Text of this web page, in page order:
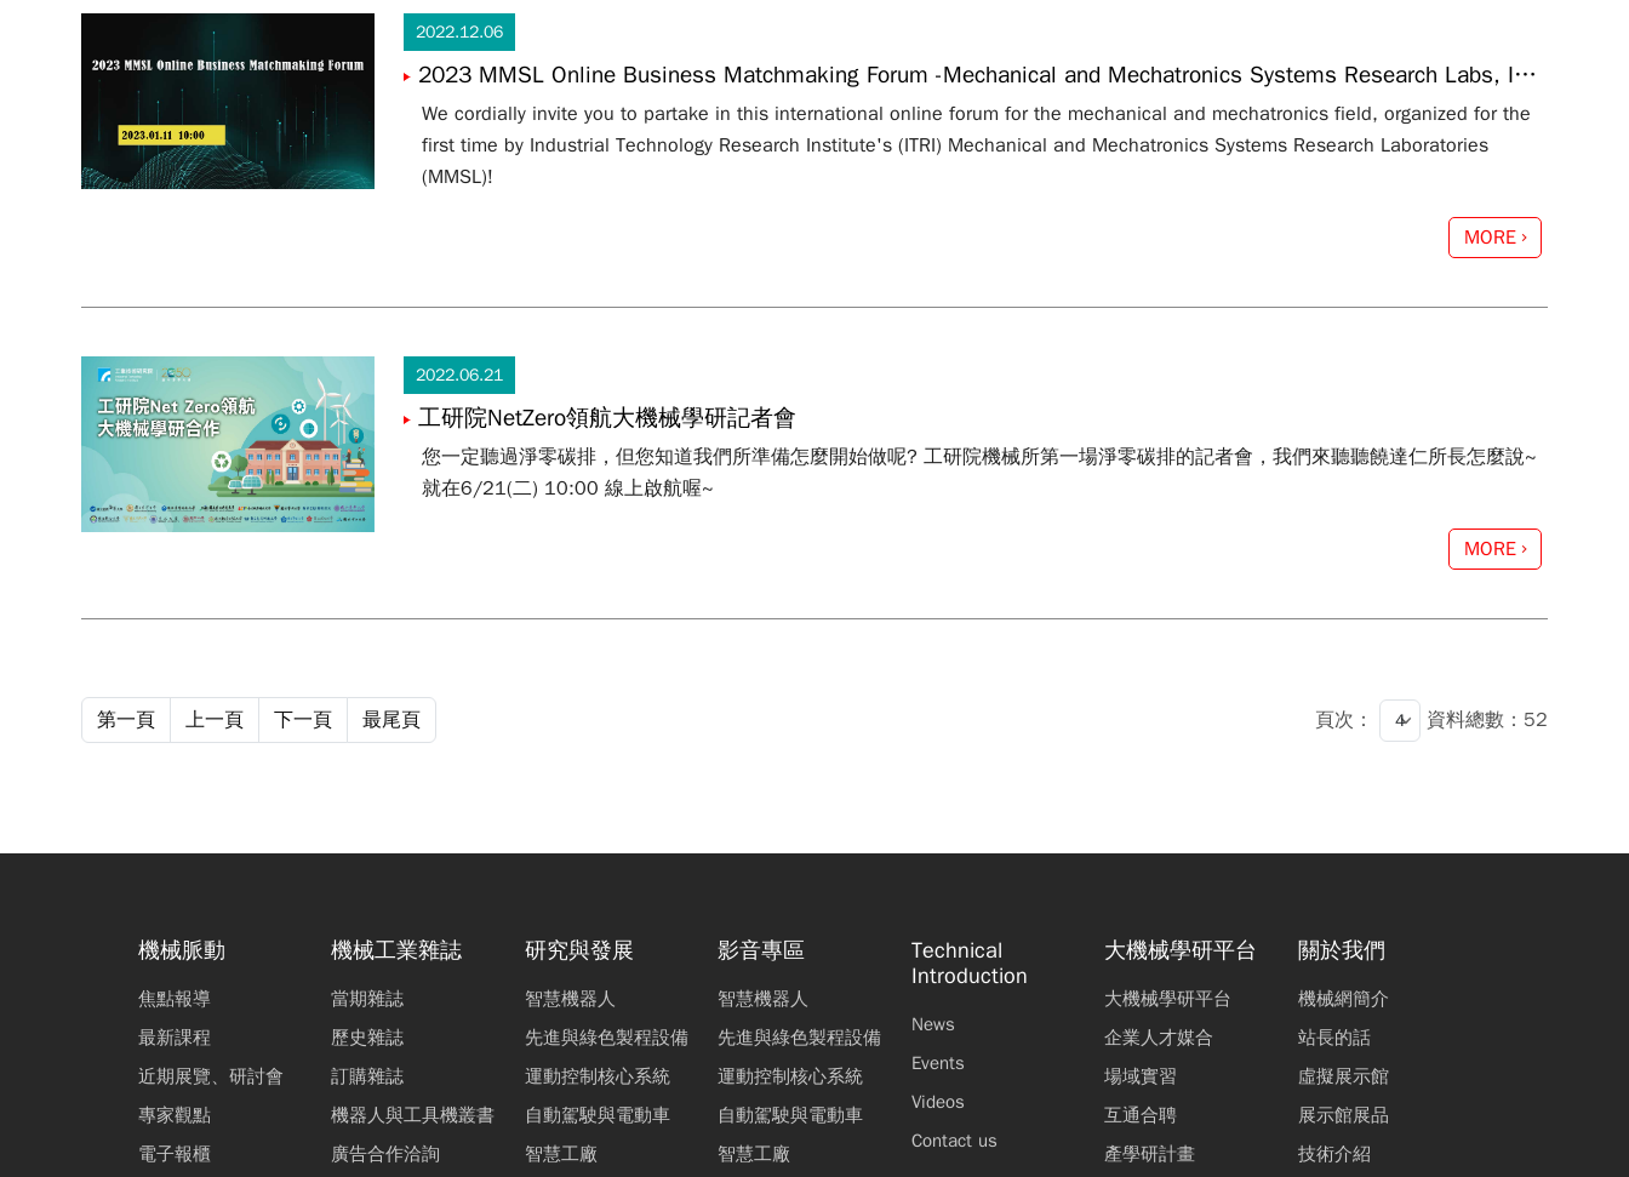
2022.12.06
2023 MMSL Online Business Matchmaking Forum -Mechanical and Mechatronics Systems Research Labs, ITRI
(Europe)
We cordially invite you to partake in this international online forum for the mechanical and mechatronics field, organized for the
first time by Industrial Technology Research Institute's (ITRI) Mechanical and Mechatronics Systems Research Laboratories
(MMSL)!
MORE
2022.06.21
工研院NetZero領航大機械學研記者會
您一定聽過淨零碳排，但您知道我們所準備怎麼開始做呢? 工研院機械所第一場淨零碳排的記者會，我們來聽聽饒達仁所長怎麼說~
就在6/21(二) 10:00 線上啟航喔~
MORE
第一頁 上一頁 下一頁 最尾頁 頁次： 資料總數：52
機械脈動
焦點報導
最新課程
近期展覽、研討會
專家觀點
電子報櫃
機械工業雜誌
當期雜誌
歷史雜誌
訂購雜誌
機器人與工具機叢書
廣告合作洽詢
研究與發展
智慧機器人
先進與綠色製程設備
運動控制核心系統
自動駕駛與電動車
智慧工廠
影音專區
智慧機器人
先進與綠色製程設備
運動控制核心系統
自動駕駛與電動車
智慧工廠
Technical
Introduction
News
Events
Videos
Contact us
大機械學研平台
大機械學研平台
企業人才媒合
場域實習
互通合聘
產學研計畫
關於我們
機械網簡介
站長的話
虛擬展示館
展示館展品
技術介紹